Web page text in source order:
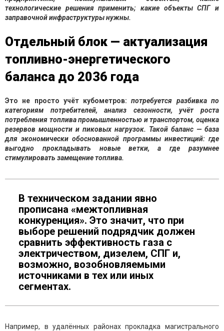
технологические решения применить; какие объекты СПГ и
заправочной инфраструктуры нужны.
Отдельный блок — актуализация
топливно-энергетического
баланса до 2036 года
Это не просто учёт кубометров: потребуется разбивка по
категориям потребителей, анализ сезонности, учёт роста
потребления топлива промышленностью и транспортом, оценка
резервов мощности и пиковых нагрузок. Такой баланс — база
для экономически обоснованной программы инвестиций: где
выгодно прокладывать новые ветки, а где разумнее
стимулировать замещение топлива.
В техническом задании явно
прописана «межтопливная
конкуренция». Это значит, что при
выборе решений подрядчик должен
сравнить эффективность газа с
электричеством, дизелем, СПГ и,
возможно, возобновляемыми
источниками в тех или иных
сегментах.
Например, в удалённых районах прокладка магистрального